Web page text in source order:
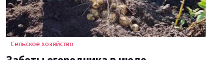
Сельское хозяйство